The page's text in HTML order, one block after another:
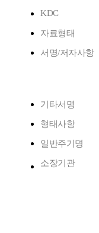
KDC
자료형태
서명/저자사항
기타서명
형태사항
일반주기명
소장기관